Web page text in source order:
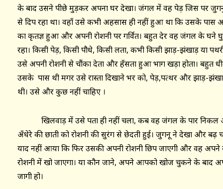
के बाद उसने पीछे मुड़कर अपना घर देखा। जंगल में वह पेड़ जिस पर
से दिप रहा था। वहाँ उसे कभी अहसास ही नहीं हुआ था कि उसके
का कृतज्ञ हुआ और अपनी रोशनी पर गर्वित। बहुत देर वह जंगल के घने
रहा। किसी पेड़, किसी पौधे, किसी लता, कभी किसी झाड़-झंखाड़ या
उसे अपनी रोशनी से चौंका देता और हँसता हुआ भाग खड़ा होता। बहुत
उसके पास थी मगर उसे रास्ता दिखाने भर को, पेड़,पत्थर और झाड़-
थी। उसे और कुछ नहीं चाहिए ।
खिलवाड़ में उसे पता ही नहीं चला, कब वह जंगल के पार निकल
अँधेरे की छाती को रोशनी की सुरंग से छेदती हुई। जुगनू ने देखा और बढ़
याद नहीं आया कि फिर उसकी अपनी रोशनी छिप जाएगी और वह
रोशनी में खो जाएगा। या कौन जाने, अपने आपको खोज चुकने के बाद
जागी हो।